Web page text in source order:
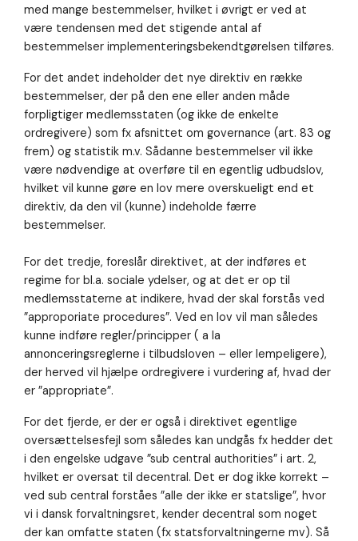
med mange bestemmelser, hvilket i øvrigt er ved at
være tendensen med det stigende antal af
bestemmelser implementeringsbekendtgørelsen tilføres.
For det andet indeholder det nye direktiv en række
bestemmelser, der på den ene eller anden måde
forpligtiger medlemsstaten (og ikke de enkelte
ordregivere) som fx afsnittet om governance (art. 83 og
frem) og statistik m.v. Sådanne bestemmelser vil ikke
være nødvendige at overføre til en egentlig udbudslov,
hvilket vil kunne gøre en lov mere overskueligt end et
direktiv, da den vil (kunne) indeholde færre
bestemmelser.
For det tredje, foreslår direktivet, at der indføres et
regime for bl.a. sociale ydelser, og at det er op til
medlemsstaterne at indikere, hvad der skal forstås ved
”approporiate procedures”. Ved en lov vil man således
kunne indføre regler/principper ( a la
annonceringsreglerne i tilbudsloven – eller lempeligere),
der herved vil hjælpe ordregivere i vurdering af, hvad der
er ”appropriate”.
For det fjerde, er der er også i direktivet egentlige
oversættelsesfejl som således kan undgås fx hedder det
i den engelske udgave ”sub central authorities” i art. 2,
hvilket er oversat til decentral. Det er dog ikke korrekt –
ved sub central forståes ”alle der ikke er statslige”, hvor
vi i dansk forvaltningsret, kender decentral som noget
der kan omfatte staten (fx statsforvaltningerne mv). Så
såsom side-
navigation og
adgang til sikre
hjemmesiden.
kan ikke
fungere
ordentligt uden
disse cookies.
Oplevelse
For at vores
hjemmeside
så godt som
dit besøg.
Hvis du
nægter disse
cookies,
forsvinder en
del
funktionalitet
fra
hjemmesiden.